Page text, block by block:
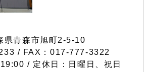
青森市旭町2-5-10
/ FAX：017-777-3322
/ 定休日：日曜日、祝日